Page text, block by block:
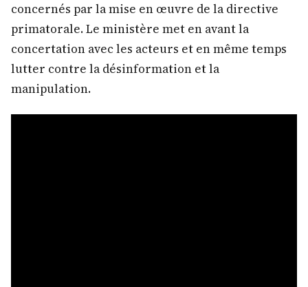
concernés par la mise en œuvre de la directive
primatorale. Le ministère met en avant la
concertation avec les acteurs et en même temps
lutter contre la désinformation et la
manipulation.